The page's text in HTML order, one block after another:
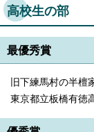
高校生の部
最優秀賞
旧下練馬村の半檀
東京都立板橋有